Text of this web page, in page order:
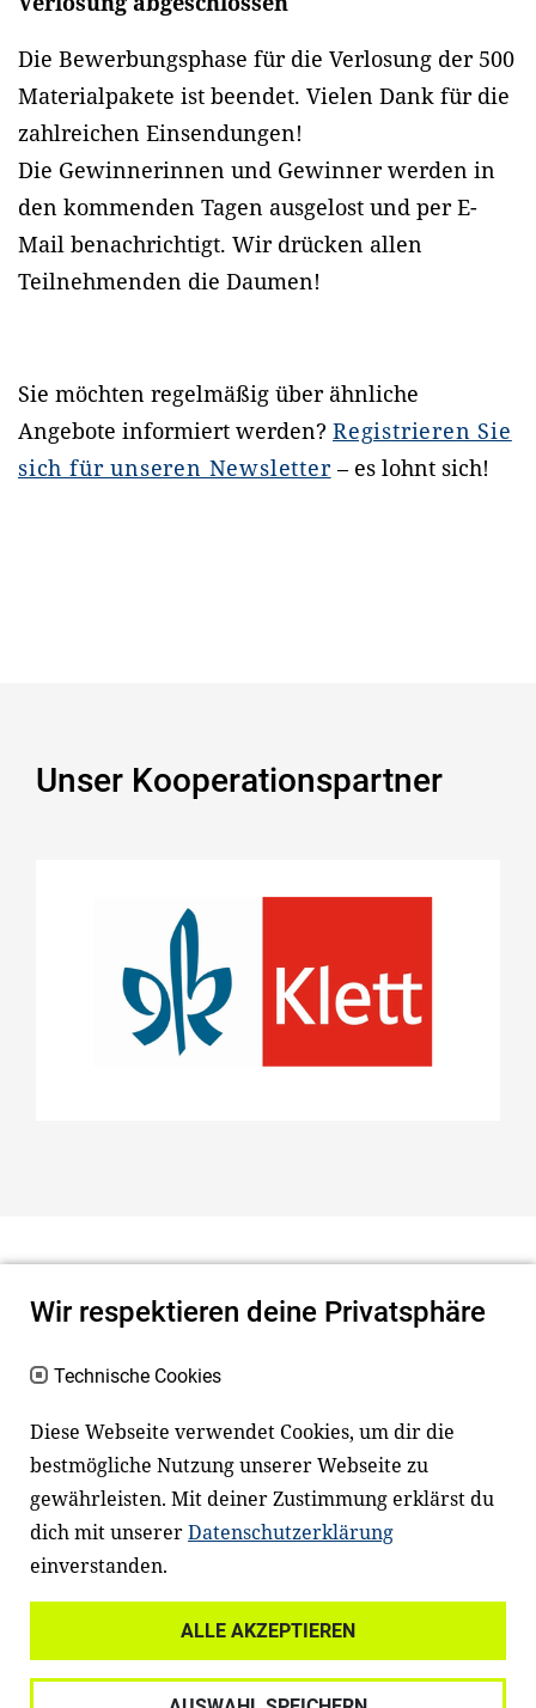
Die Bewerbungsphase für die Verlosung der 500
Materialpakete ist beendet. Vielen Dank für die
zahlreichen Einsendungen!
Die Gewinnerinnen und Gewinner werden in
den kommenden Tagen ausgelost und per E-
Mail benachrichtigt. Wir drücken allen
Teilnehmenden die Daumen!
Sie möchten regelmäßig über ähnliche
Angebote informiert werden? Registrieren Sie
sich für unseren Newsletter– es lohnt sich!
Unser Kooperationspartner
Ernst Klett Verlag GmbH
https://ernst-klett-verlag.de/
Impulse zum Lesetraining
Newsletter Instagram
Facebook LinkedIn
Datenschutz
Wir respektieren deine Privatsphäre
Technische Cookies
Diese Webseite verwendet Cookies, um dir die
bestmögliche Nutzung unserer Webseite zu
gewährleisten. Mit deiner Zustimmung erklärst du
dich mit unsererDatenschutzerklärung
einverstanden.
ALLE AKZEPTIEREN